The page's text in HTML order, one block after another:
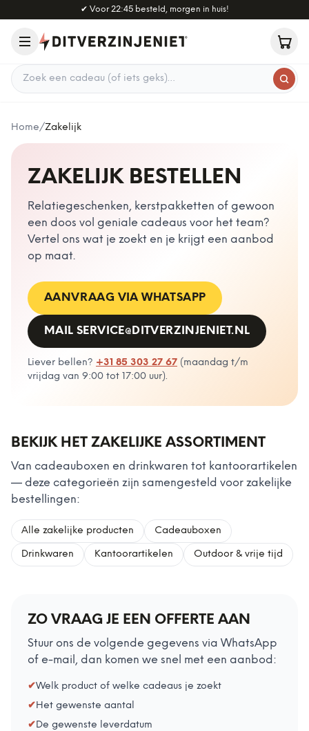
Naar hoofdinhoud
✔ Voor 22:45 besteld, morgen in huis!
Zoek een cadeau
Home/Zakelijk
ZAKELIJK BESTELLEN
Relatiegeschenken, kerstpakketten of gewoon
een doos vol geniale cadeaus voor het team?
Vertel ons wat je zoekt en je krijgt een aanbod
op maat.
AANVRAAG VIA WHATSAPP
MAIL SERVICE@DITVERZINJENIET.NL
Liever bellen? +31 85 303 27 67 ( maandag t/m
vrijdag van 9:00 tot 17:00 uur).
BEKIJK HET ZAKELIJKE ASSORTIMENT
Van cadeauboxen en drinkwaren tot kantoorartikelen
— deze categorieën zijn samengesteld voor zakelijke
bestellingen:
Alle zakelijke producten Cadeauboxen
Drinkwaren Kantoorartikelen Outdoor & vrije tijd
ZO VRAAG JE EEN OFFERTE AAN
Stuur ons de volgende gegevens via WhatsApp
of e-mail, dan komen we snel met een aanbod:
✔Welk product of welke cadeaus je zoekt
✔Het gewenste aantal
✔De gewenste leverdatum